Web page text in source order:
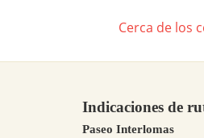
Cerca de los
Indicaciones de
Paseo Interlomas